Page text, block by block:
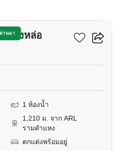
านมา
-ทองหล่อ
1 ห้องน้ำ
1,210 ม. จาก ARL
รามคำแหง
ตกแต่งพร้อมอยู่